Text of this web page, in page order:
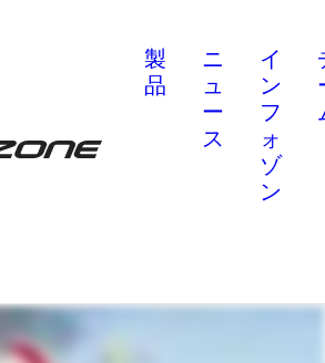
製
品
ニ
ュ
ー
ス
イ
ン
フ
ォ
ゾ
ン